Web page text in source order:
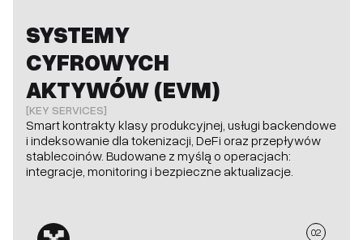
SYSTEMY
CYFROWYCH
AKTYWÓW (EVM)
[KEY SERVICES]
Smart kontrakty klasy produkcyjnej, usługi backendowe
i indeksowanie dla tokenizacji, DeFi oraz przepływów
stablecoinów. Budowane z myślą o operacjach:
integracje, monitoring i bezpieczne aktualizacje.
02